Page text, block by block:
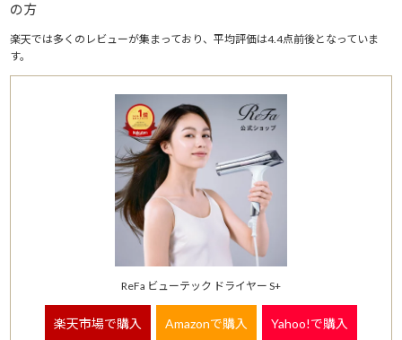
の方
楽天では多くのレビューが集まっており、平均評価は4.4点前後となっていま
す。
ReFa ビューテック ドライヤー S+
楽天市場で購入 Amazonで購入 Yahoo!で購入